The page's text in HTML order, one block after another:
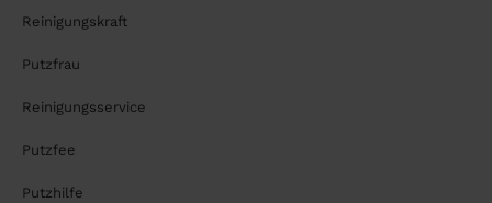
Reinigungskraft
Putzfrau
Reinigungsservice
Putzfee
Putzhilfe